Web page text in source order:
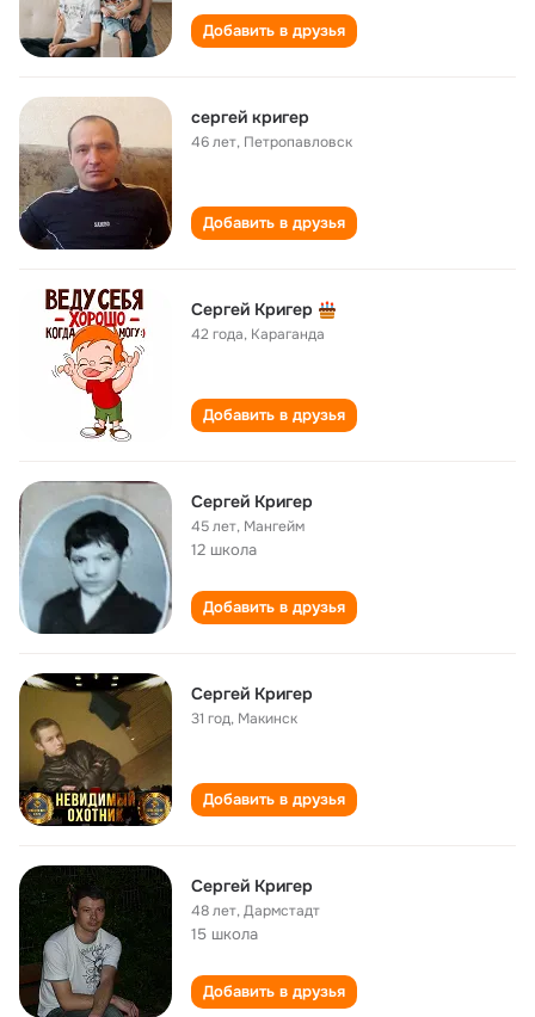
Добавить в друзья
сергей кригер
46 лет, Петропавловск
Добавить в друзья
Сергей Кригер
42 года, Караганда
Добавить в друзья
Сергей Кригер
45 лет, Мангейм
12 школа
Добавить в друзья
Сергей Кригер
31 год, Макинск
Добавить в друзья
Сергей Кригер
48 лет,Дармстадт
15 школа
Добавить в друзья